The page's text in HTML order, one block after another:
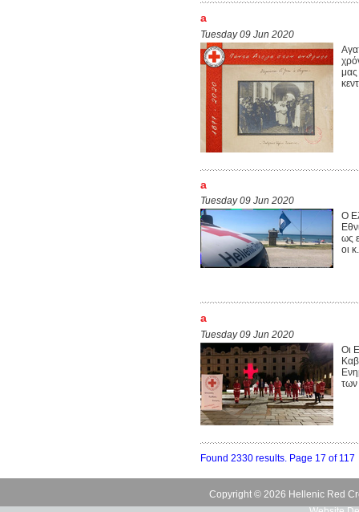
a
Tuesday 09 Jun 2020
μας
a
Tuesday 09 Jun 2020
Ο
ως
οι
a
Tuesday 09 Jun 2020
Οι
των
Found 2330 results. Page 17 of 117
Copyright © 2026 Hellenic Red